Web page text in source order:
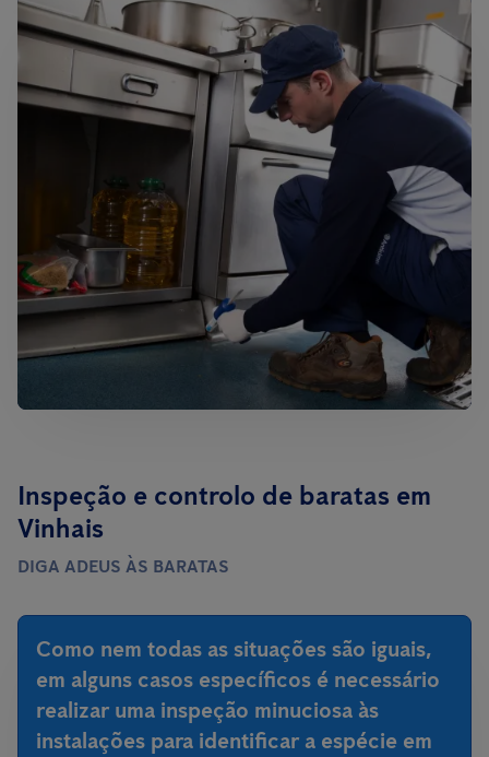
Inspeção e controlo de baratas em
Vinhais
DIGA ADEUS ÀS BARATAS
Como nem todas as situações são iguais,
em alguns casos específicos é necessário
realizar uma inspeção minuciosa às
instalações para identificar a espécie em